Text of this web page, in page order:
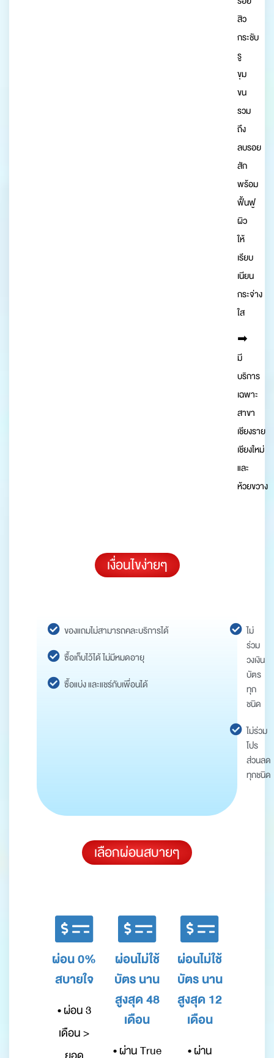
สิว
กระชับ
รู
ขุม
ขน
รวม
ถึง
ลบรอย
สัก
พร้อม
ฟื้นฟู
ผิว
ให้
เรียบ
เนียน
กระจ่าง
ใส
➡︎
มี
บริการ
เฉพาะ
สาขา
เชียงราย
เชียงใหม่
และ
ห้วยขวาง
เงื่อนไขง่ายๆ
ของแถมไม่สามารถคละบริการได้
ซื้อเก็บไว้ได้ ไม่มีหมดอายุ
ซื้อแบ่ง และแชร์กับเพื่อนได้
ไม่
ร่วม
วงเงิน
บัตร
ทุก
ชนิด
ไม่ร่วม
โปร
ส่วนลด
ทุกชนิด
เลือกผ่อนสบายๆ
ผ่อน 0%
สบายใจ
• ผ่อน 3
เดือน >
ผ่อนไม่ใช้
บัตร นาน
สูงสุด 48
เดือน
• ผ่าน True
ผ่อนไม่ใช้
บัตร นาน
สูงสุด 12
เดือน
• ผ่าน